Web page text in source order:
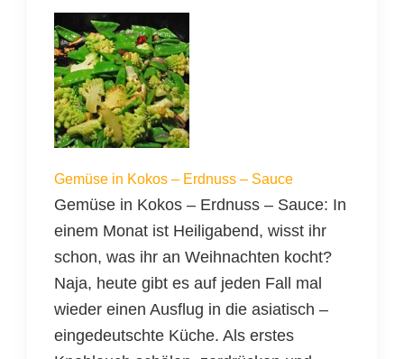
Gemüse in Kokos – Erdnuss – Sauce
Gemüse in Kokos – Erdnuss – Sauce: In
einem Monat ist Heiligabend, wisst ihr
schon, was ihr an Weihnachten kocht?
Naja, heute gibt es auf jeden Fall mal
wieder einen Ausflug in die asiatisch –
eingedeutschte Küche. Als erstes